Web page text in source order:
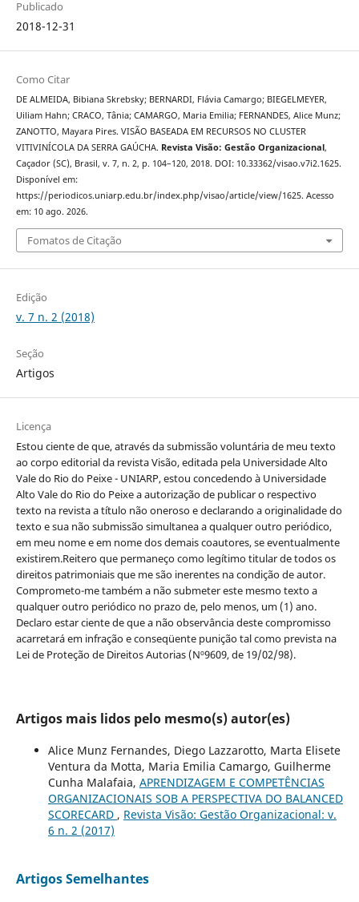
Publicado
2018-12-31
Como Citar
DE ALMEIDA, Bibiana Skrebsky; BERNARDI, Flávia Camargo; BIEGELMEYER,
Uiliam Hahn; CRACO, Tânia; CAMARGO, Maria Emilia; FERNANDES, Alice Munz;
ZANOTTO, Mayara Pires. VISÃO BASEADA EM RECURSOS NO CLUSTER
VITIVINÍCOLA DA SERRA GAÚCHA. Revista Visão: Gestão Organizacional,
Caçador (SC), Brasil, v. 7, n. 2, p. 104–120, 2018. DOI: 10.33362/visao.v7i2.1625.
Disponível em:
https://periodicos.uniarp.edu.br/index.php/visao/article/view/1625. Acesso
em: 10 ago. 2026.
Fomatos de Citação
Edição
v. 7 n. 2 (2018)
Seção
Artigos
Licença
Estou ciente de que, através da submissão voluntária de meu texto
ao corpo editorial da revista Visão, editada pela Universidade Alto
Vale do Rio do Peixe - UNIARP, estou concedendo à Universidade
Alto Vale do Rio do Peixe a autorização de publicar o respectivo
texto na revista a título não oneroso e declarando a originalidade do
texto e sua não submissão simultanea a qualquer outro periódico,
em meu nome e em nome dos demais coautores, se eventualmente
existirem.Reitero que permaneço como legítimo titular de todos os
direitos patrimoniais que me são inerentes na condição de autor.
Comprometo-me também a não submeter este mesmo texto a
qualquer outro periódico no prazo de, pelo menos, um (1) ano.
Declaro estar ciente de que a não observância deste compromisso
acarretará em infração e conseqüente punição tal como prevista na
Lei de Proteção de Direitos Autorias (Nº9609, de 19/02/98).
Artigos mais lidos pelo mesmo(s) autor(es)
Alice Munz Fernandes, Diego Lazzarotto, Marta Elisete
Ventura da Motta, Maria Emilia Camargo, Guilherme
Cunha Malafaia, APRENDIZAGEM E COMPETÊNCIAS
ORGANIZACIONAIS SOB A PERSPECTIVA DO BALANCED
SCORECARD , Revista Visão: Gestão Organizacional: v.
6 n. 2 (2017)
Artigos Semelhantes